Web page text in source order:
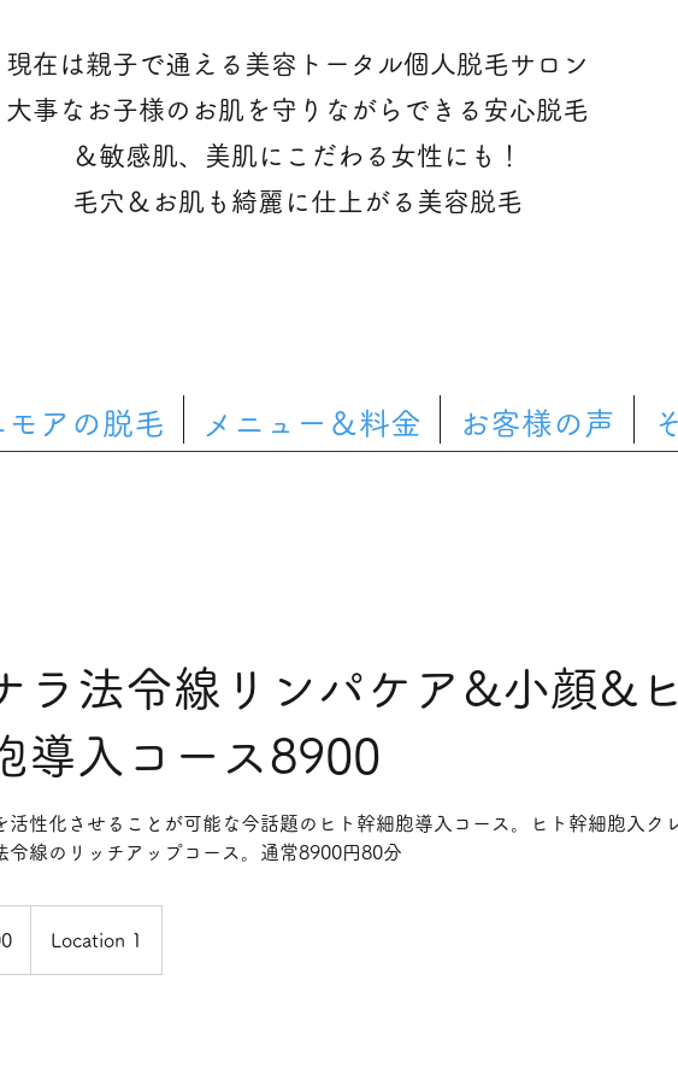
現在は親子で通える美容トータル個人脱毛サロン
大事なお子様のお肌を守りながらできる安心脱毛
＆敏感肌、美肌にこだわる女性にも！
​毛穴＆お肌も綺麗に仕上がる美容脱毛
モアの脱毛 メニュー＆料金 お客様の声
ラ法令線リンパケア&小顔&ヒ
導入コース8900
活性化させることが可能な今話題のヒト幹細胞導入コース。ヒト幹細胞入ク
令線のリッチアップコース。通常8900円80分
Location 1